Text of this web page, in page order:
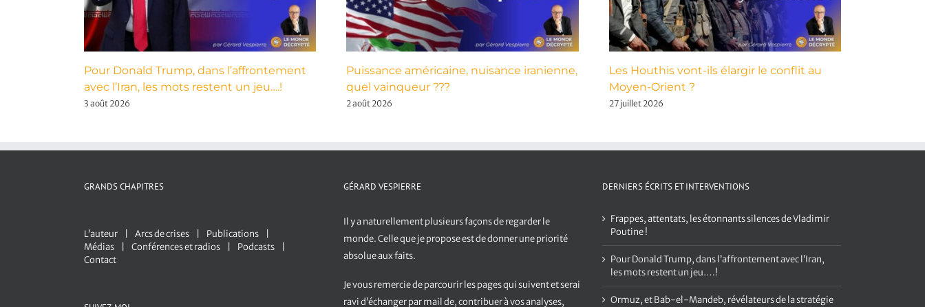
Pour Donald Trump, dans l’affrontement
avec l’Iran, les mots restent un jeu….!
3 août 2026
Puissance américaine, nuisance iranienne,
quel vainqueur ???
2 août 2026
Les Houthis vont-ils élargir le conflit au
Moyen-Orient ?
27 juillet 2026
GRANDS CHAPITRES
L’auteur Arcs de crises
Publications
Médias
Conférences et radios
Podcasts
Contact
GÉRARD VESPIERRE
Il y a naturellement plusieurs façons de regarder le
monde. Celle que je propose est de donner une priorité
absolue aux faits.
Je vous remercie de parcourir les pages qui suivent et serai
ravi d’échanger par mail de, contribuer à vos analyses,
DERNIERS ÉCRITS ET INTERVENTIONS
Frappes, attentats, les étonnants silences de Vladimir
Poutine !
Pour Donald Trump, dans l’affrontement avec l’Iran,
les mots restent un jeu….!
Ormuz, et Bab-el-Mandeb, révélateurs de la stratégie